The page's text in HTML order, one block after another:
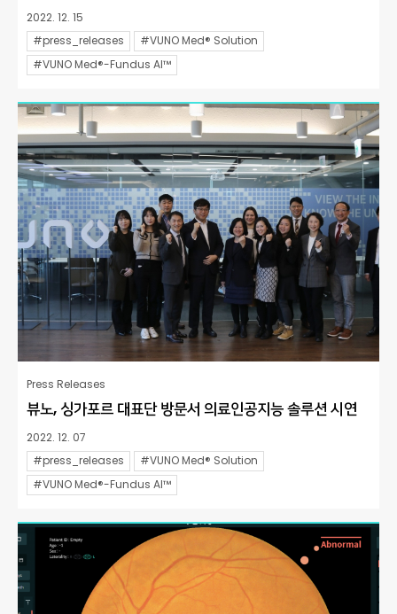
2022. 12. 15
#press_releases
#VUNO Med® Solution
#VUNO Med®-Fundus AI™
Press Releases
뷰노, 싱가포르 대표단 방문서 의료인공지능 솔루션 시연
2022. 12. 07
#press_releases
#VUNO Med® Solution
#VUNO Med®-Fundus AI™